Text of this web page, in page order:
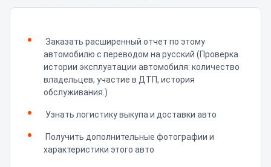
Заказать расширенный отчет по этому
автомобилю с переводом на русский (Проверка
истории эксплуатации автомобиля: количество
владельцев, участие в ДТП, история
обслуживания.)
Узнать логистику выкупа и доставки авто
Получить дополнительные фотографии и
характеристики этого авто